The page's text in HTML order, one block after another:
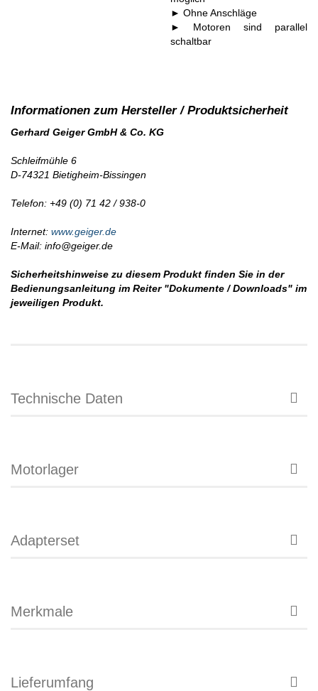
► Ohne Anschläge
► Motoren sind parallel
schaltbar
Gerhard Geiger GmbH & Co. KG
Schleifmühle 6
D-74321 Bietigheim-Bissingen
Telefon: +49 (0) 71 42 / 938-0
Internet: www.geiger.de
E-Mail: info@geiger.de
Sicherheitshinweise zu diesem Produkt finden Sie in der
Bedienungsanleitung im Reiter "Dokumente / Downloads" im
jeweiligen Produkt.
Technische Daten
Motorlager
Adapterset
Merkmale
Lieferumfang